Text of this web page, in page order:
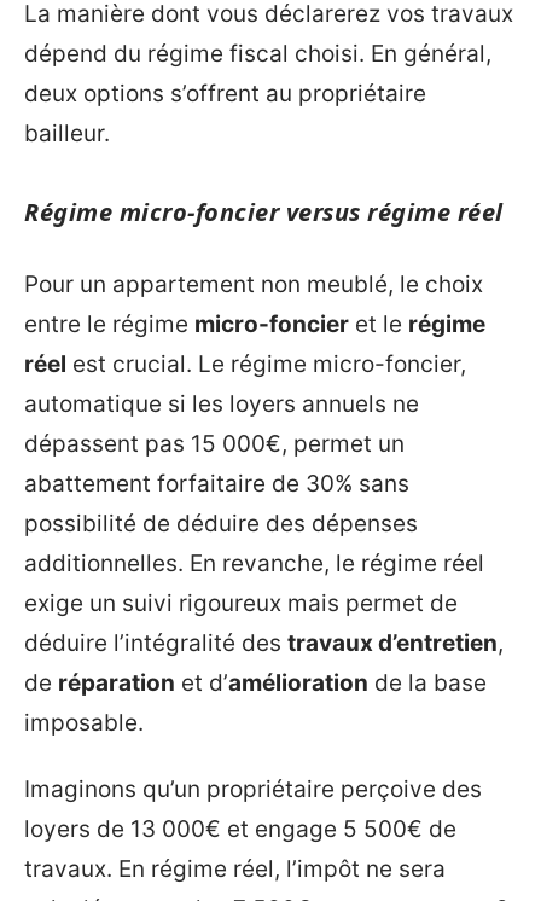
La manière dont vous déclarerez vos travaux
dépend du régime fiscal choisi. En général,
deux options s’offrent au propriétaire
bailleur.
Régime micro-foncier versus régime réel
Pour un appartement non meublé, le choix
entre le régime micro-foncier et le régime
réel est crucial. Le régime micro-foncier,
automatique si les loyers annuels ne
dépassent pas 15 000€, permet un
abattement forfaitaire de 30% sans
possibilité de déduire des dépenses
additionnelles. En revanche, le régime réel
exige un suivi rigoureux mais permet de
déduire l’intégralité des travaux d’entretien,
de réparation et d’amélioration de la base
imposable.
Imaginons qu’un propriétaire perçoive des
loyers de 13 000€ et engage 5 500€ de
travaux. En régime réel, l’impôt ne sera